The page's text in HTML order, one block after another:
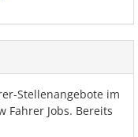
Stellenangebote im
Fahrer Jobs. Bereits